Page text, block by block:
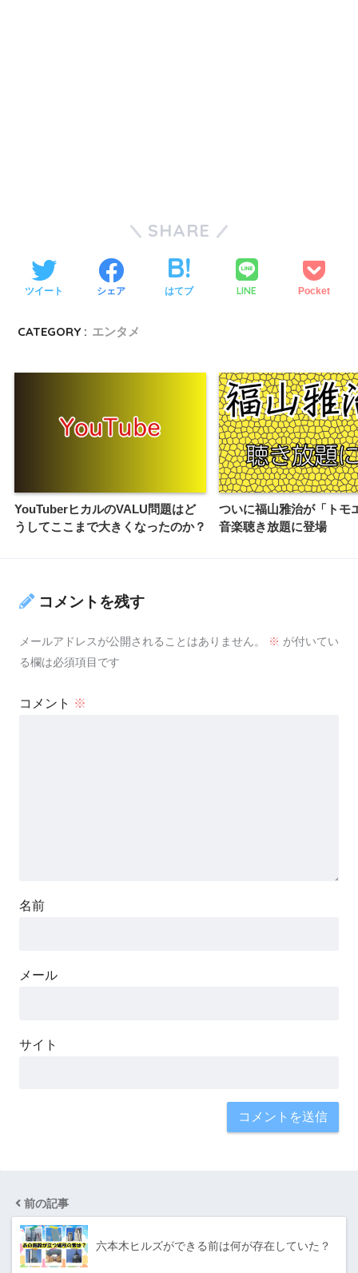
SHARE
ツイート シェア はてブ LINE Pocket
CATEGORY : エンタメ
YouTuberヒカルのVALU問題はど
うしてここまで大きくなったのか？
ついに福山雅治が「トモ
音楽聴き放題に登場
コメントを残す
メールアドレスが公開されることはありません。 ※ が付いてい
る欄は必須項目です
コメント ※
名前
メール
サイト
前の記事
六本木ヒルズができる前は何が存在していた？